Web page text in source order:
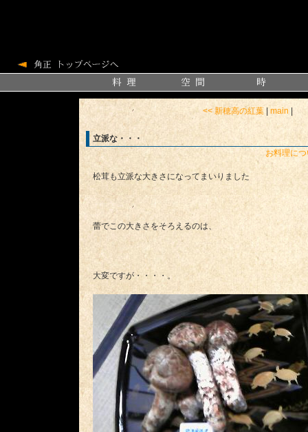
<< 新穂高の紅葉| main
立派な・・・
お料理に
松茸も立派な大きさになってまいりました
蕾でこの大きさをそろえるのは、
大変ですが・・・・。